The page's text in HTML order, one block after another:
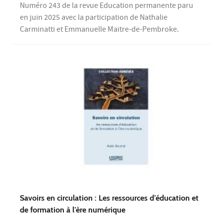
Numéro 243 de la revue Education permanente paru
en juin 2025 avec la participation de Nathalie
Carminatti et Emmanuelle Maitre-de-Pembroke.
Savoirs en circulation : Les ressources d’éducation et
de formation à l’ère numérique